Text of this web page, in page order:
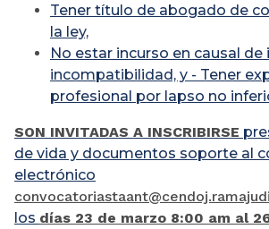
Tener título de abogado de
la ley,
No estar incurso en causal de
incompatibilidad, y - Tener
profesional por lapso no
SON INVITADAS A INSCRIBIRSE
de vida y documentos soporte al
electrónico
los días 23 de marzo 8:00 am al